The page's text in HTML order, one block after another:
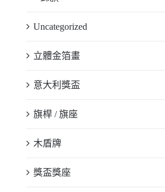
Uncategorized
立體金箔畫
意大利獎盃
旗桿 / 旗座
木盾牌
獎盃獎座